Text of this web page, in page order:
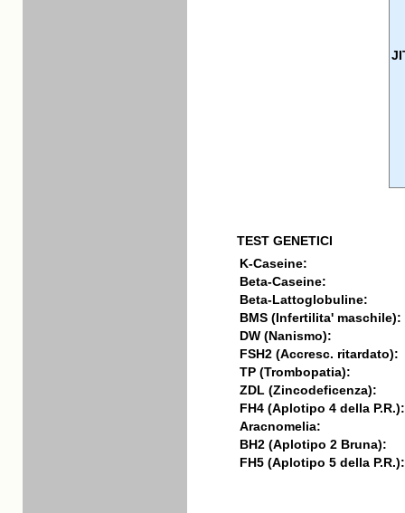
TEST GENETICI
K-Caseine:
Beta-Caseine:
Beta-Lattoglobuline:
BMS (Infertilita' maschile):
DW (Nanismo):
FSH2 (Accresc. ritardato):
TP (Trombopatia):
ZDL (Zincodeficenza):
FH4 (Aplotipo 4 della P.R.):
Aracnomelia:
BH2 (Aplotipo 2 Bruna):
FH5 (Aplotipo 5 della P.R.):